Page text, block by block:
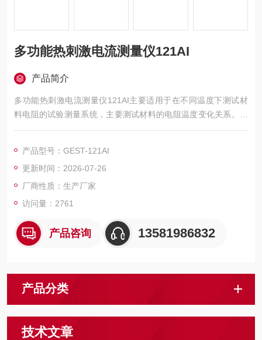
多功能热刺激电流测量仪121AI
产品简介
多功能热刺激电流测量仪121AI主要适用于在不同温度下测试材
料电阻的试验测量系统，主要测试材料的电阻温度变化关系。仪
器测试流程自动化实现和完成，并可以保存和导出试验数据。
产品型号：GEST-121AI
更新时间：2026-07-26
厂商性质：生产厂家
访问量：2761
产品咨询 13581986832
产品分类
技术文章